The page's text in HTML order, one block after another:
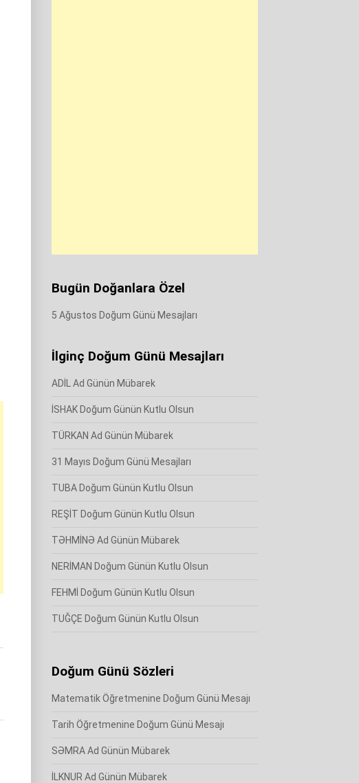
Bugün Doğanlara Özel
5 Ağustos Doğum Günü Mesajları
İlginç Doğum Günü Mesajları
ADİL Ad Günün Mübarek
İSHAK Doğum Günün Kutlu Olsun
TÜRKAN Ad Günün Mübarek
31 Mayıs Doğum Günü Mesajları
TUBA Doğum Günün Kutlu Olsun
REŞİT Doğum Günün Kutlu Olsun
TƏHMİNƏ Ad Günün Mübarek
NERİMAN Doğum Günün Kutlu Olsun
FEHMİ Doğum Günün Kutlu Olsun
TUĞÇE Doğum Günün Kutlu Olsun
Doğum Günü Sözleri
Matematik Öğretmenine Doğum Günü Mesajı
Tarih Öğretmenine Doğum Günü Mesajı
SƏMRA Ad Günün Mübarek
İLKNUR Ad Günün Mübarek